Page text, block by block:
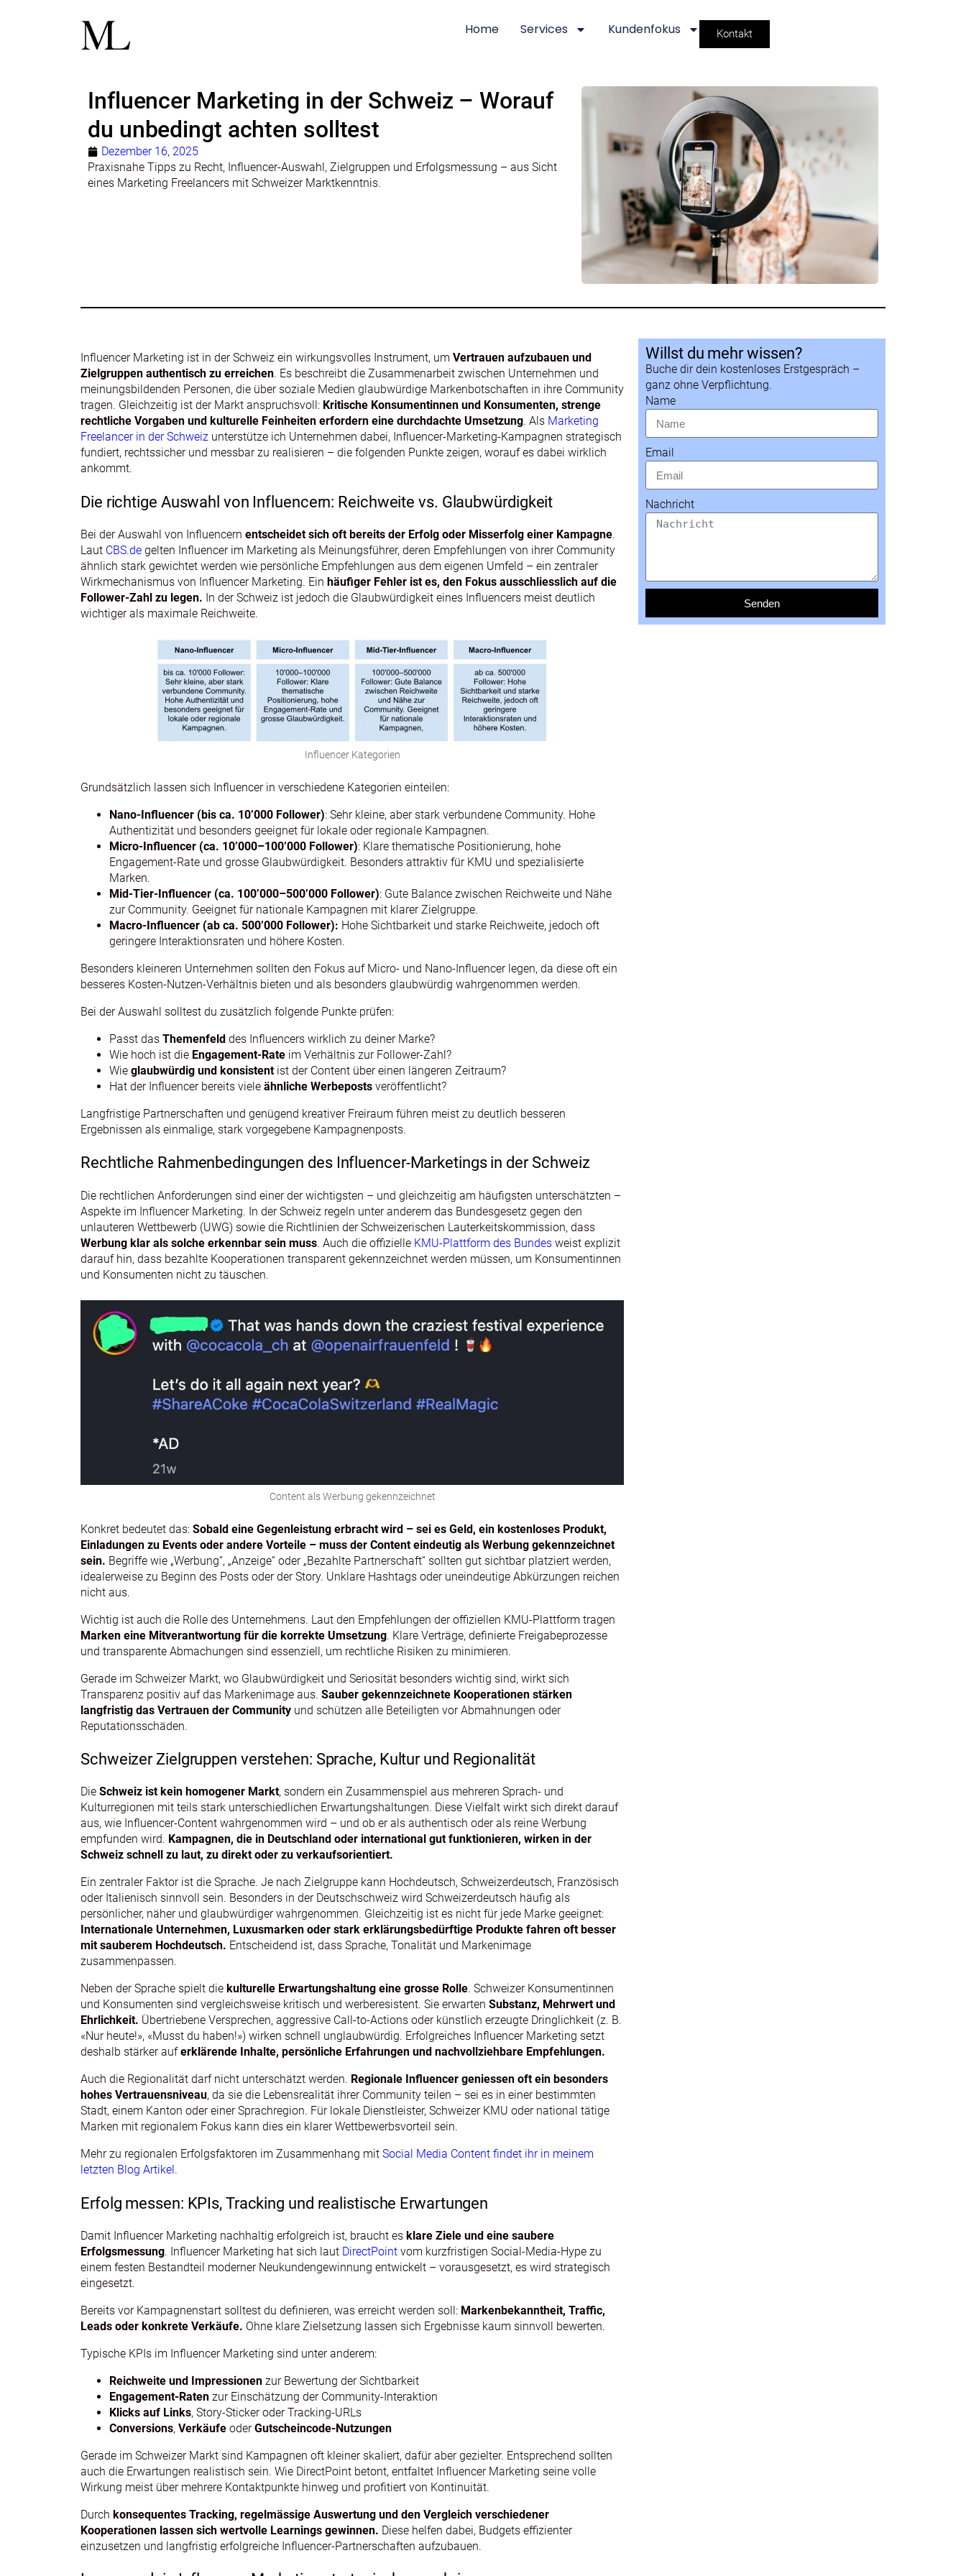
Home Services Kundenfokus Kontakt
Influencer Marketing in der Schweiz – Worauf
du unbedingt achten solltest
Dezember 16, 2025
Praxisnahe Tipps zu Recht, Influencer-Auswahl, Zielgruppen und Erfolgsmessung – aus Sicht
eines Marketing Freelancers mit Schweizer Marktkenntnis.
Influencer Marketing ist in der Schweiz ein wirkungsvolles Instrument, um Vertrauen aufzubauen und
Zielgruppen authentisch zu erreichen. Es beschreibt die Zusammenarbeit zwischen Unternehmen und
meinungsbildenden Personen, die über soziale Medien glaubwürdige Markenbotschaften in ihre Community
tragen. Gleichzeitig ist der Markt anspruchsvoll: Kritische Konsumentinnen und Konsumenten, strenge
rechtliche Vorgaben und kulturelle Feinheiten erfordern eine durchdachte Umsetzung. Als Marketing
Freelancer in der Schweiz unterstütze ich Unternehmen dabei, Influencer-Marketing-Kampagnen strategisch
fundiert, rechtssicher und messbar zu realisieren – die folgenden Punkte zeigen, worauf es dabei wirklich
ankommt.
Die richtige Auswahl von Influencern: Reichweite vs. Glaubwürdigkeit
Bei der Auswahl von Influencern entscheidet sich oft bereits der Erfolg oder Misserfolg einer Kampagne.
Laut CBS.de gelten Influencer im Marketing als Meinungsführer, deren Empfehlungen von ihrer Community
ähnlich stark gewichtet werden wie persönliche Empfehlungen aus dem eigenen Umfeld – ein zentraler
Wirkmechanismus von Influencer Marketing. Ein häufiger Fehler ist es, den Fokus ausschliesslich auf die
Follower-Zahl zu legen. In der Schweiz ist jedoch die Glaubwürdigkeit eines Influencers meist deutlich
wichtiger als maximale Reichweite.
Influencer Kategorien
Grundsätzlich lassen sich Influencer in verschiedene Kategorien einteilen:
Nano‑Influencer (bis ca. 10’000 Follower): Sehr kleine, aber stark verbundene Community. Hohe
Authentizität und besonders geeignet für lokale oder regionale Kampagnen.
Micro‑Influencer (ca. 10’000–100’000 Follower): Klare thematische Positionierung, hohe
Engagement‑Rate und grosse Glaubwürdigkeit. Besonders attraktiv für KMU und spezialisierte
Marken.
Mid‑Tier‑Influencer (ca. 100’000–500’000 Follower): Gute Balance zwischen Reichweite und Nähe
zur Community. Geeignet für nationale Kampagnen mit klarer Zielgruppe.
Macro‑Influencer (ab ca. 500’000 Follower): Hohe Sichtbarkeit und starke Reichweite, jedoch oft
geringere Interaktionsraten und höhere Kosten.
Besonders kleineren Unternehmen sollten den Fokus auf Micro‑ und Nano‑Influencer legen, da diese oft ein
besseres Kosten-Nutzen-Verhältnis bieten und als besonders glaubwürdig wahrgenommen werden.
Bei der Auswahl solltest du zusätzlich folgende Punkte prüfen:
Passt das Themenfeld des Influencers wirklich zu deiner Marke?
Wie hoch ist die Engagement‑Rate im Verhältnis zur Follower‑Zahl?
Wie glaubwürdig und konsistentist der Content über einen längeren Zeitraum?
Hat der Influencer bereits viele ähnliche Werbeposts veröffentlicht?
Langfristige Partnerschaften und genügend kreativer Freiraum führen meist zu deutlich besseren
Ergebnissen als einmalige, stark vorgegebene Kampagnenposts.
Rechtliche Rahmenbedingungen des Influencer-Marketings in der Schweiz
Die rechtlichen Anforderungen sind einer der wichtigsten – und gleichzeitig am häufigsten unterschätzten –
Aspekte im Influencer Marketing. In der Schweiz regeln unter anderem das Bundesgesetz gegen den
unlauteren Wettbewerb (UWG) sowie die Richtlinien der Schweizerischen Lauterkeitskommission, dass
Werbung klar als solche erkennbar sein muss. Auch die offizielle KMU‑Plattform des Bundes weist explizit
darauf hin, dass bezahlte Kooperationen transparent gekennzeichnet werden müssen, um Konsumentinnen
und Konsumenten nicht zu täuschen.
Content als Werbung gekennzeichnet
Konkret bedeutet das: Sobald eine Gegenleistung erbracht wird – sei es Geld, ein kostenloses Produkt,
Einladungen zu Events oder andere Vorteile – muss der Content eindeutig als Werbung gekennzeichnet
sein. Begriffe wie „Werbung“, „Anzeige“ oder „Bezahlte Partnerschaft“ sollten gut sichtbar platziert werden,
idealerweise zu Beginn des Posts oder der Story. Unklare Hashtags oder uneindeutige Abkürzungen reichen
nicht aus.
Wichtig ist auch die Rolle des Unternehmens. Laut den Empfehlungen der offiziellen KMU‑Plattform tragen
Marken eine Mitverantwortung für die korrekte Umsetzung. Klare Verträge, definierte Freigabeprozesse
und transparente Abmachungen sind essenziell, um rechtliche Risiken zu minimieren.
Gerade im Schweizer Markt, wo Glaubwürdigkeit und Seriosität besonders wichtig sind, wirkt sich
Transparenz positiv auf das Markenimage aus. Sauber gekennzeichnete Kooperationen stärken
langfristig das Vertrauen der Community und schützen alle Beteiligten vor Abmahnungen oder
Reputationsschäden.
Schweizer Zielgruppen verstehen: Sprache, Kultur und Regionalität
Die Schweiz ist kein homogener Markt, sondern ein Zusammenspiel aus mehreren Sprach- und
Kulturregionen mit teils stark unterschiedlichen Erwartungshaltungen. Diese Vielfalt wirkt sich direkt darauf
aus, wie Influencer-Content wahrgenommen wird – und ob er als authentisch oder als reine Werbung
empfunden wird. Kampagnen, die in Deutschland oder international gut funktionieren, wirken in der
Schweiz schnell zu laut, zu direkt oder zu verkaufsorientiert.
Ein zentraler Faktor ist die Sprache. Je nach Zielgruppe kann Hochdeutsch, Schweizerdeutsch, Französisch
oder Italienisch sinnvoll sein. Besonders in der Deutschschweiz wird Schweizerdeutsch häufig als
persönlicher, näher und glaubwürdiger wahrgenommen. Gleichzeitig ist es nicht für jede Marke geeignet:
Internationale Unternehmen, Luxusmarken oder stark erklärungsbedürftige Produkte fahren oft besser
mit sauberem Hochdeutsch. Entscheidend ist, dass Sprache, Tonalität und Markenimage
zusammenpassen.
Neben der Sprache spielt die kulturelle Erwartungshaltung eine grosse Rolle. Schweizer Konsumentinnen
und Konsumenten sind vergleichsweise kritisch und werberesistent. Sie erwarten Substanz, Mehrwert und
Ehrlichkeit. Übertriebene Versprechen, aggressive Call-to-Actions oder künstlich erzeugte Dringlichkeit (z. B.
«Nur heute!», «Musst du haben!») wirken schnell unglaubwürdig. Erfolgreiches Influencer Marketing setzt
deshalb stärker auferklärende Inhalte, persönliche Erfahrungen und nachvollziehbare Empfehlungen.
Auch die Regionalität darf nicht unterschätzt werden. Regionale Influencer geniessen oft ein besonders
hohes Vertrauensniveau, da sie die Lebensrealität ihrer Community teilen – sei es in einer bestimmten
Stadt, einem Kanton oder einer Sprachregion. Für lokale Dienstleister, Schweizer KMU oder national tätige
Marken mit regionalem Fokus kann dies ein klarer Wettbewerbsvorteil sein.
Mehr zu regionalen Erfolgsfaktoren im Zusammenhang mit Social Media Content findet ihr in meinem
letzten Blog Artikel.
Erfolg messen: KPIs, Tracking und realistische Erwartungen
Damit Influencer Marketing nachhaltig erfolgreich ist, braucht es klare Ziele und eine saubere
Erfolgsmessung. Influencer Marketing hat sich laut DirectPoint vom kurzfristigen Social‑Media‑Hype zu
einem festen Bestandteil moderner Neukundengewinnung entwickelt – vorausgesetzt, es wird strategisch
eingesetzt.
Bereits vor Kampagnenstart solltest du definieren, was erreicht werden soll: Markenbekanntheit, Traffic,
Leads oder konkrete Verkäufe. Ohne klare Zielsetzung lassen sich Ergebnisse kaum sinnvoll bewerten.
Typische KPIs im Influencer Marketing sind unter anderem:
Reichweite und Impressionen zur Bewertung der Sichtbarkeit
Engagement‑Raten zur Einschätzung der Community‑Interaktion
Klicks auf Links, Story‑Sticker oder Tracking‑URLs
Conversions, Verkäufe oderGutscheincode‑Nutzungen
Gerade im Schweizer Markt sind Kampagnen oft kleiner skaliert, dafür aber gezielter. Entsprechend sollten
auch die Erwartungen realistisch sein. Wie DirectPoint betont, entfaltet Influencer Marketing seine volle
Wirkung meist über mehrere Kontaktpunkte hinweg und profitiert von Kontinuität.
Durch konsequentes Tracking, regelmässige Auswertung und den Vergleich verschiedener
Kooperationen lassen sich wertvolle Learnings gewinnen. Diese helfen dabei, Budgets effizienter
einzusetzen und langfristig erfolgreiche Influencer‑Partnerschaften aufzubauen.
Willst du mehr wissen?
Buche dir dein kostenloses Erstgespräch –
ganz ohne Verpflichtung.
Name
Email
Nachricht
Senden